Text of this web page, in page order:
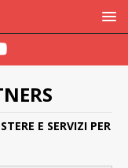
E SERVIZI PER